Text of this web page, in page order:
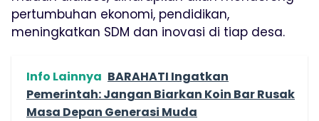
pertumbuhan ekonomi, pendidikan,
meningkatkan SDM dan inovasi di tiap desa.
Info Lainnya BARAHATI Ingatkan
Pemerintah: Jangan Biarkan Koin Bar Rusak
Masa Depan Generasi Muda